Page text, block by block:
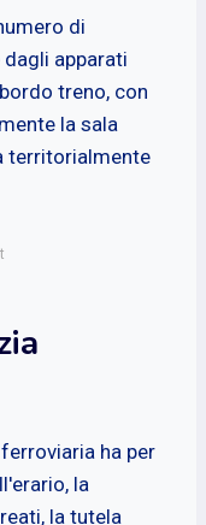
di
apparati
treno, con
la sala
territorialmente
ha per
la
la tutela